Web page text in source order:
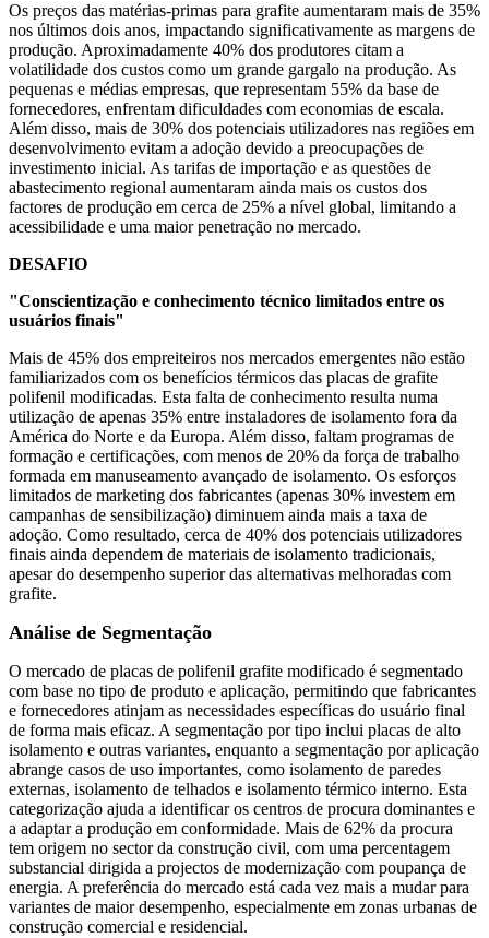
Os preços das matérias-primas para grafite aumentaram mais de 35%
nos últimos dois anos, impactando significativamente as margens de
produção. Aproximadamente 40% dos produtores citam a
volatilidade dos custos como um grande gargalo na produção. As
pequenas e médias empresas, que representam 55% da base de
fornecedores, enfrentam dificuldades com economias de escala.
Além disso, mais de 30% dos potenciais utilizadores nas regiões em
desenvolvimento evitam a adoção devido a preocupações de
investimento inicial. As tarifas de importação e as questões de
abastecimento regional aumentaram ainda mais os custos dos
factores de produção em cerca de 25% a nível global, limitando a
acessibilidade e uma maior penetração no mercado.
DESAFIO
"Conscientização e conhecimento técnico limitados entre os
usuários finais"
Mais de 45% dos empreiteiros nos mercados emergentes não estão
familiarizados com os benefícios térmicos das placas de grafite
polifenil modificadas. Esta falta de conhecimento resulta numa
utilização de apenas 35% entre instaladores de isolamento fora da
América do Norte e da Europa. Além disso, faltam programas de
formação e certificações, com menos de 20% da força de trabalho
formada em manuseamento avançado de isolamento. Os esforços
limitados de marketing dos fabricantes (apenas 30% investem em
campanhas de sensibilização) diminuem ainda mais a taxa de
adoção. Como resultado, cerca de 40% dos potenciais utilizadores
finais ainda dependem de materiais de isolamento tradicionais,
apesar do desempenho superior das alternativas melhoradas com
grafite.
Análise de Segmentação
O mercado de placas de polifenil grafite modificado é segmentado
com base no tipo de produto e aplicação, permitindo que fabricantes
e fornecedores atinjam as necessidades específicas do usuário final
de forma mais eficaz. A segmentação por tipo inclui placas de alto
isolamento e outras variantes, enquanto a segmentação por aplicação
abrange casos de uso importantes, como isolamento de paredes
externas, isolamento de telhados e isolamento térmico interno. Esta
categorização ajuda a identificar os centros de procura dominantes e
a adaptar a produção em conformidade. Mais de 62% da procura
tem origem no sector da construção civil, com uma percentagem
substancial dirigida a projectos de modernização com poupança de
energia. A preferência do mercado está cada vez mais a mudar para
variantes de maior desempenho, especialmente em zonas urbanas de
construção comercial e residencial.